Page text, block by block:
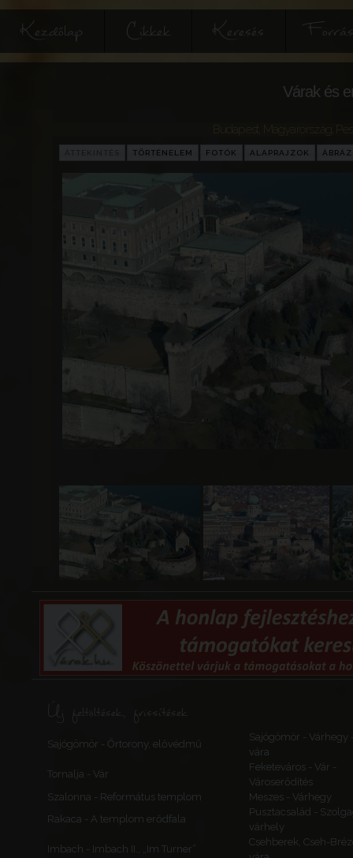
Kezdőlap Cikkek Keresés
Várak és
Budapest Magyarország
TÖRTÉNELEM FOTÓK ALAPRAJZOK
Új feltöltések, frissítések
Sajógömör - Őrtorony, elővédmű
Sajógömör - Várhegy
vára
Tornalja - Vár
Feketeváros - Vár -
Városerődítés
Szalonna - Református templom
Meszes - Várhegy
Rakaca - A templom erődfala
Pusztacsalád -
várhely
Imbach - Imbach II., „Im Turner”
Csehberek, Cseh-